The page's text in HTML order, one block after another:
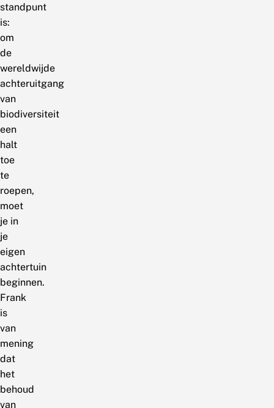
standpunt
is:
om
de
wereldwijde
achteruitgang
van
biodiversiteit
een
halt
toe
te
roepen,
moet
je in
je
eigen
achtertuin
beginnen.
Frank
is
van
mening
dat
het
behoud
van